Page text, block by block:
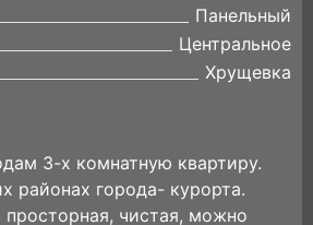
Панельный
Центральное
Хрущевка
3-х комнатную квартиру.
районах города- курорта.
просторная, чистая, можно